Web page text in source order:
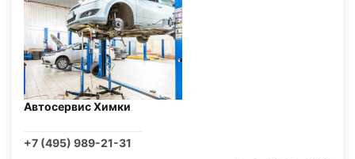
Автосервис Химки
+7 (495) 989-21-31